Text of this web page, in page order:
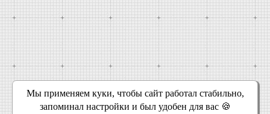
Мы применяем куки, чтобы сайт работал стабильно,
запоминал настройки и был удобен для вас 🍪